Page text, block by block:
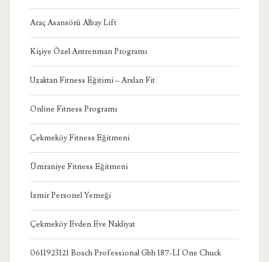
Araç Asansörü Albay Lift
Kişiye Özel Antrenman Programı
Uzaktan Fitness Eğitimi – Arslan Fit
Online Fitness Programı
Çekmeköy Fitness Eğitmeni
Ümraniye Fitness Eğitmeni
İzmir Personel Yemeği
Çekmeköy Evden Eve Nakliyat
0611923121 Bosch Professional Gbh 187-LI One Chuck